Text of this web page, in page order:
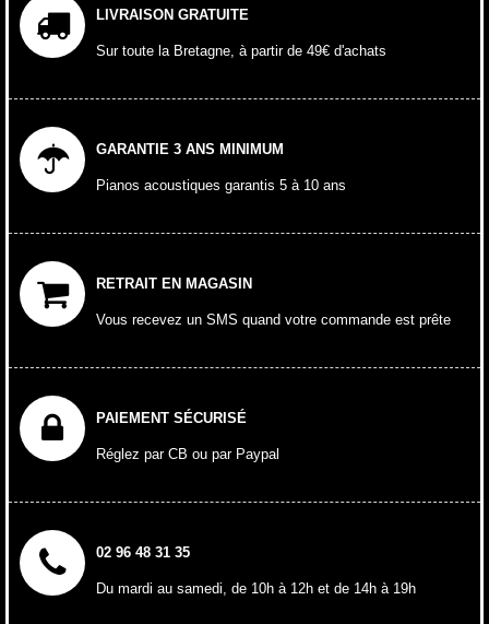
LIVRAISON GRATUITE
Sur toute la Bretagne, à partir de 49€ d'achats
GARANTIE 3 ANS MINIMUM
Pianos acoustiques garantis 5 à 10 ans
RETRAIT EN MAGASIN
Vous recevez un SMS quand votre commande est prête
PAIEMENT SÉCURISÉ
Réglez par CB ou par Paypal
02 96 48 31 35
Du mardi au samedi, de 10h à 12h et de 14h à 19h